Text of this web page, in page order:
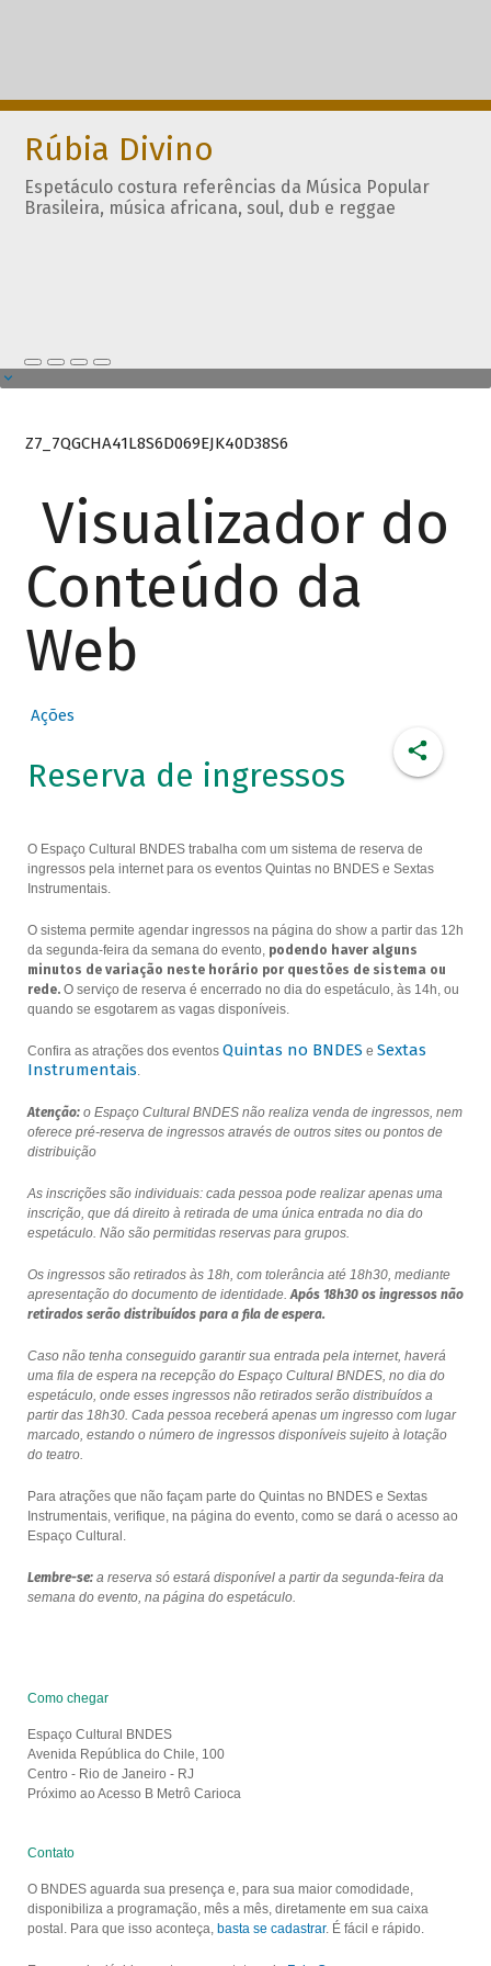
Rúbia Divino
Espetáculo costura referências da Música Popular
Brasileira, música africana, soul, dub e reggae
Z7_7QGCHA41L8S6D069EJK40D38S6
Visualizador do
Conteúdo da
Web
Ações
Reserva de ingressos
O Espaço Cultural BNDES trabalha com um sistema de reserva de
ingressos pela internet para os eventos Quintas no BNDES e Sextas
Instrumentais.
O sistema permite agendar ingressos na página do show a partir das 12h
da segunda-feira da semana do evento, podendo haver alguns
minutos de variação neste horário por questões de sistema ou
rede.O serviço de reserva é encerrado no dia do espetáculo, às 14h, ou
quando se esgotarem as vagas disponíveis.
Confira as atrações dos eventos Quintas no BNDES e Sextas
Instrumentais.
Atenção:o Espaço Cultural BNDES não realiza venda de ingressos, nem
oferece pré-reserva de ingressos através de outros sites ou pontos de
distribuição
As inscrições são individuais: cada pessoa pode realizar apenas uma
inscrição, que dá direito à retirada de uma única entrada no dia do
espetáculo. Não são permitidas reservas para grupos.
Os ingressos são retirados às 18h, com tolerância até 18h30, mediante
apresentação do documento de identidade.Após 18h30 os ingressos não
retirados serão distribuídos para a fila de espera.
Caso não tenha conseguido garantir sua entrada pela internet, haverá
uma fila de espera na recepção do Espaço Cultural BNDES, no dia do
espetáculo, onde esses ingressos não retirados serão distribuídos a
partir das 18h30. Cada pessoa receberá apenas um ingresso com lugar
marcado, estando o número de ingressos disponíveis sujeito à lotação
do teatro.
Para atrações que não façam parte do Quintas no BNDES e Sextas
Instrumentais, verifique, na página do evento, como se dará o acesso ao
Espaço Cultural.
Lembre-se:a reserva só estará disponível a partir da segunda-feira da
semana do evento, na página do espetáculo.
Como chegar
Espaço Cultural BNDES
Avenida República do Chile, 100
Centro - Rio de Janeiro - RJ
Próximo ao Acesso B Metrô Carioca
Contato
O BNDES aguarda sua presença e, para sua maior comodidade,
disponibiliza a programação, mês a mês, diretamente em sua caixa
postal. Para que isso aconteça, basta se cadastrar. É fácil e rápido.